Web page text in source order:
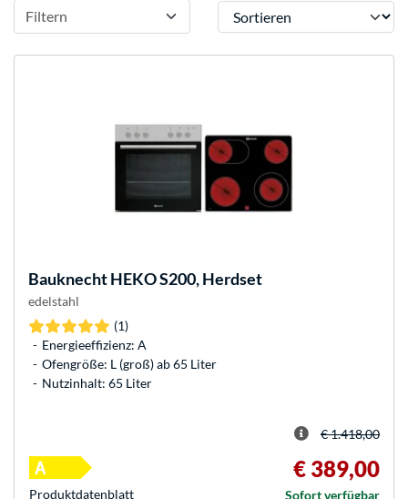
Filtern Sortieren
BauknechtHEKO S200, Herdset
edelstahl
(1)
Energieeffizienz: A
Ofengröße: L (groß) ab 65 Liter
Nutzinhalt: 65 Liter
€ 1.418,00
€ 389,00
Sofort verfügbar
Produkt­datenblatt